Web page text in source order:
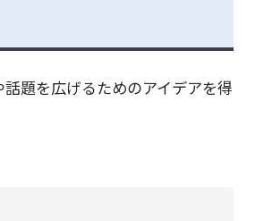
題を広げるためのアイデアを得